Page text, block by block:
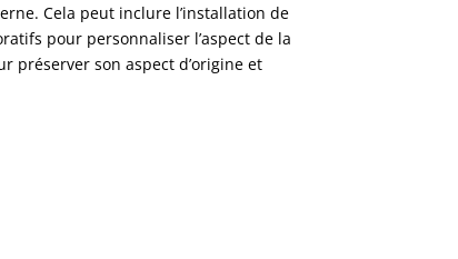
Cela peut inclure l’installation de
pour personnaliser l’aspect de la
préserver son aspect d’origine et